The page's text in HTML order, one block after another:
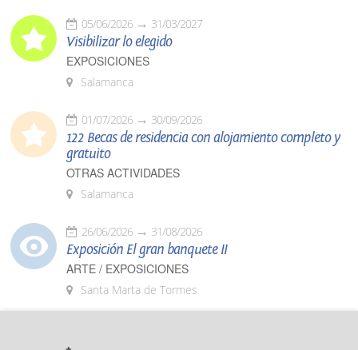
05/06/2026 31/03/2027
Visibilizar lo elegido
EXPOSICIONES
Salamanca
01/07/2026 30/09/2026
122 Becas de residencia con alojamiento completo y
gratuito
OTRAS ACTIVIDADES
Salamanca
26/06/2026 31/08/2026
Exposición El gran banquete II
ARTE / EXPOSICIONES
Santa Marta de Tormes